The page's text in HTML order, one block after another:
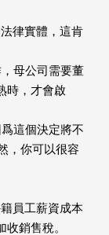
律實體，這肯
母公司需要董
時，才會啟
這個決定將不
，你可以很容
員工薪資成本
銷售稅。